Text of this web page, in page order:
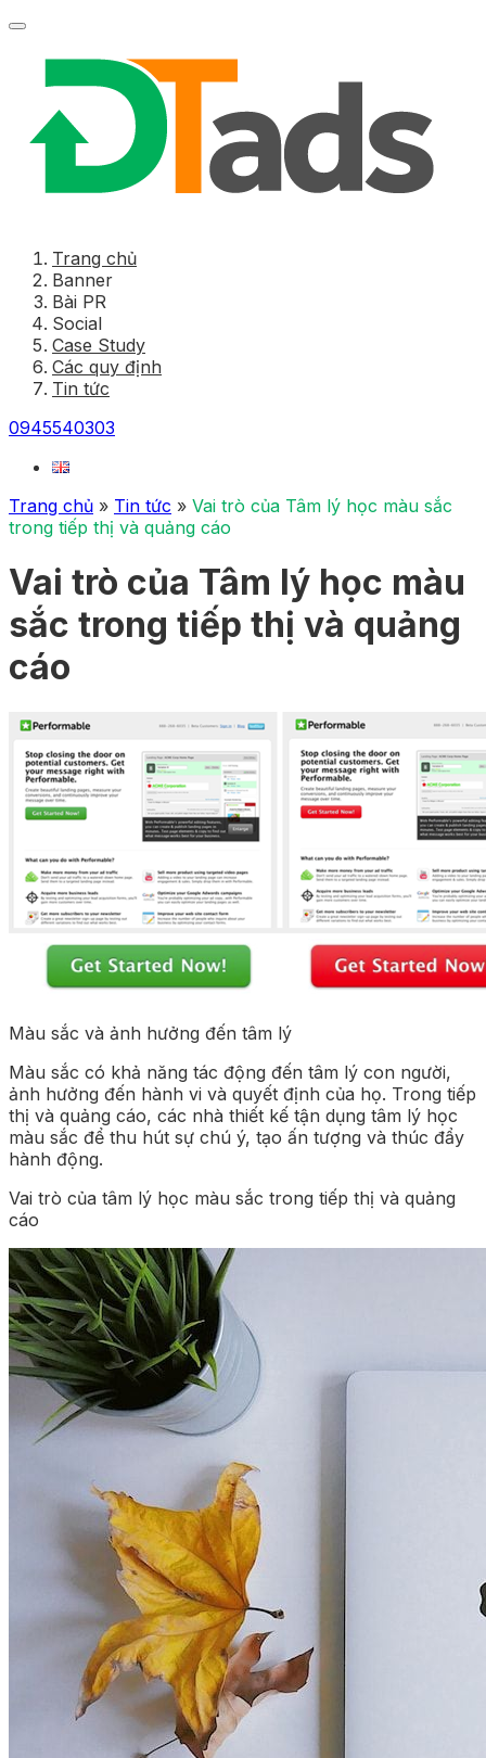
Trang chủ
Banner
Bài PR
Social
Case Study
Các quy định
Tin tức
0945540303
Trang chủ » Tin tức » Vai trò của Tâm lý học màu sắc
trong tiếp thị và quảng cáo
Vai trò của Tâm lý học màu
sắc trong tiếp thị và quảng
cáo
Màu sắc và ảnh hưởng đến tâm lý
Màu sắc có khả năng tác động đến tâm lý con người,
ảnh hưởng đến hành vi và quyết định của họ. Trong tiếp
thị và quảng cáo, các nhà thiết kế tận dụng tâm lý học
màu sắc để thu hút sự chú ý, tạo ấn tượng và thúc đẩy
hành động.
Vai trò của tâm lý học màu sắc trong tiếp thị và quảng
cáo